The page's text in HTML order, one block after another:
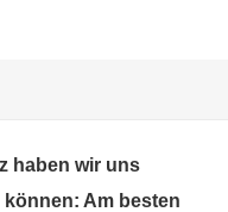
haben wir uns
Am besten